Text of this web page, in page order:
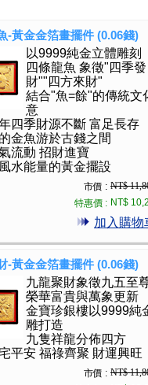
-黃金金箔畫擺件 (0.06錢)
以9999純金立體雕刻
四條龍魚 象徵"四季發
財""四方來財"
結合"魚=餘"的傳統文
意
四季財源不斷 富足長存
金魚游於古錢之間
流動 招財進寶
水能量的黃金擺設
市價 : NT$
特惠價 : NT$
加入購物
-黃金金箔畫擺件 (0.06錢)
九龍聚財象徵九五至
榮華富貴與萬象更新
金寶珍銀樓以9999純
雕打造
九隻祥龍分佈四方
平安 福祿齊聚 財運興旺
市價 : NT$